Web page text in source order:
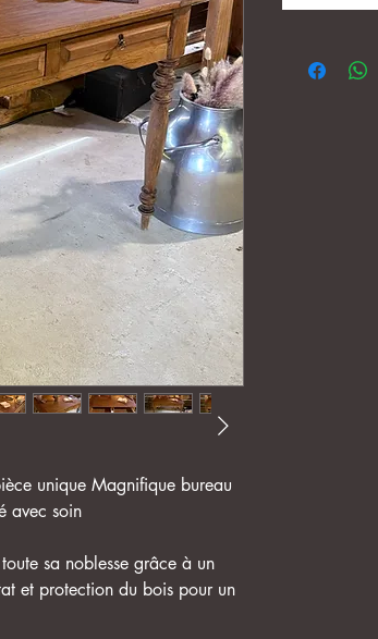
unique Magnifique bureau
avec soin
sa noblesse grâce à un
et protection du bois pour un